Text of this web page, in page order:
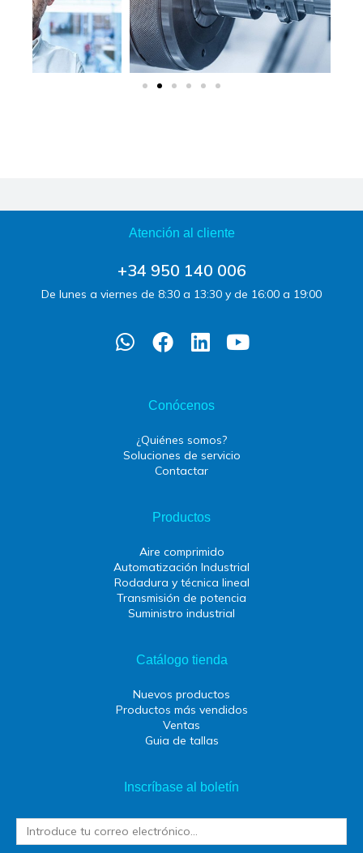
Atención al cliente
+34 950 140 006
De lunes a viernes de 8:30 a 13:30 y de 16:00 a 19:00
Conócenos
¿Quiénes somos?
Soluciones de servicio
Contactar
Productos
Aire comprimido
Automatización Industrial
Rodadura y técnica lineal
Transmisión de potencia
Suministro industrial
Catálogo tienda
Nuevos productos
Productos más vendidos
Ventas
Guia de tallas
Inscríbase al boletín